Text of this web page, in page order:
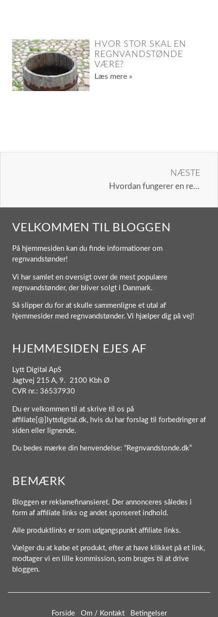
HVOR STOR SKAL EN
REGNVANDSTØNDE
VÆRE?
Læs mere »
NÆSTE
Hvordan fungerer en regnvandstønde?
VELKOMMEN TIL BLOGGEN
På hjemmesiden kan du finde informationer om
regnvandstønder!
Vi har samlet en oversigt over de mest populære
regnvandstønder, der bliver solgt i Danmark.
Så slipper du for at skulle sammenligne et utal af
hjemmesider med regnvandstønder. Vi hjælper dig på vej!
HJEMMESIDEN EJES AF
Lytt Digital ApS
Jagtvej 215 A, 9. 2100 Kbh Ø
CVR nr.: 36537930
Du er velkommen til at skrive til os på
affiliate[@]lyttdigital.dk, hvis du har forslag til forbedringer af
siden eller lignende.
Du bedes mærke din henvendelse: “Regnvandstonde.dk”
BEMÆRK
Bloggen er reklamefinansieret. Der annonceres således i
form af affiliate links og andet sponseret indhold.
Alle produktlinks er som udgangspunkt affiliate links.
Vælger du at købe et produkt, efter at have klikket på et link,
modtager vi en lille kommission, som bruges til at drive
bloggen.
Forside Om / Kontakt Betingelser